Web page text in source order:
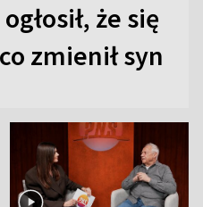
że się
zmienił syn